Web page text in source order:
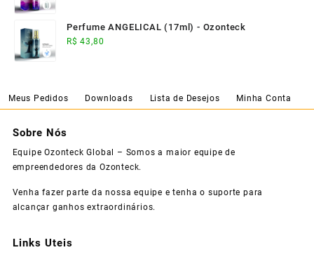
Perfume ANGELICAL (17ml) - Ozonteck
R$ 43,80
Meus Pedidos Downloads Lista de Desejos Minha Conta
Sobre Nós
Equipe Ozonteck Global – Somos a maior equipe de
empreendedores da Ozonteck.
Venha fazer parte da nossa equipe e tenha o suporte para
alcançar ganhos extraordinários.
Links Uteis